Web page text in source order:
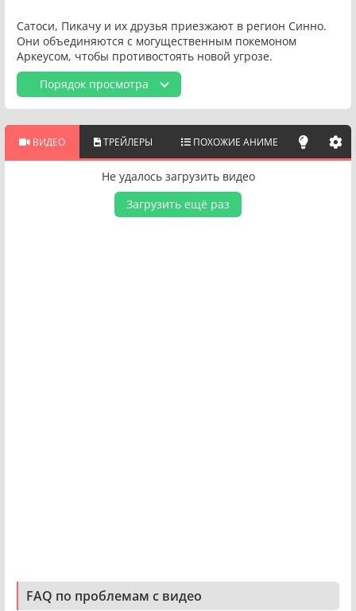
Сатоси, Пикачу и их друзья приезжают в регион Синно.
Они объединяются с могущественным покемоном
Аркеусом, чтобы противостоять новой угрозе.
Порядок просмотра
ВИДЕО ТРЕЙЛЕРЫ ПОХОЖИЕ АНИМЕ
Не удалось загрузить видео
Загрузить ещё раз
FAQ по проблемам с видео